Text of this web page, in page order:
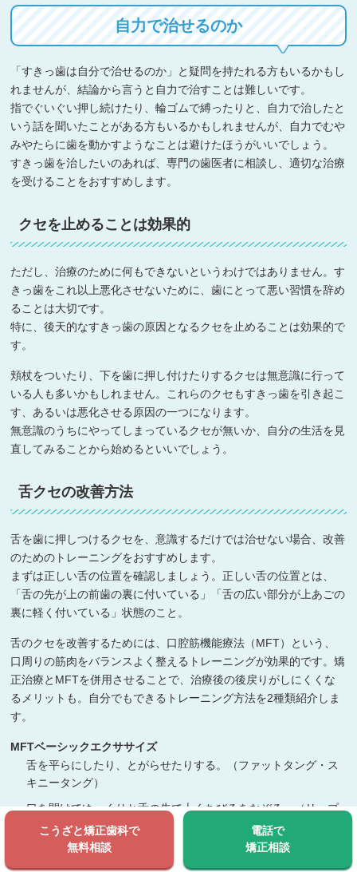
自力で治せるのか
「すきっ歯は自分で治せるのか」と疑問を持たれる方もいるかもし
れませんが、結論から言うと自力で治すことは難しいです。
指でぐいぐい押し続けたり、輪ゴムで縛ったりと、自力で治したと
いう話を聞いたことがある方もいるかもしれませんが、自力でむや
みやたらに歯を動かすようなことは避けたほうがいいでしょう。
すきっ歯を治したいのあれば、専門の歯医者に相談し、適切な治療
を受けることをおすすめします。
クセを止めることは効果的
ただし、治療のために何もできないというわけではありません。す
きっ歯をこれ以上悪化させないために、歯にとって悪い習慣を辞め
ることは大切です。
特に、後天的なすきっ歯の原因となるクセを止めることは効果的で
す。
頬杖をついたり、下を歯に押し付けたりするクセは無意識に行って
いる人も多いかもしれません。これらのクセもすきっ歯を引き起こ
す、あるいは悪化させる原因の一つになります。
無意識のうちにやってしまっているクセが無いか、自分の生活を見
直してみることから始めるといいでしょう。
舌クセの改善方法
舌を歯に押しつけるクセを、意識するだけでは治せない場合、改善
のためのトレーニングをおすすめします。
まずは正しい舌の位置を確認しましょう。正しい舌の位置とは、
「舌の先が上の前歯の裏に付いている」「舌の広い部分が上あごの
裏に軽く付いている」状態のこと。
舌のクセを改善するためには、口腔筋機能療法（MFT）という、
口周りの筋肉をバランスよく整えるトレーニングが効果的です。矯
正治療とMFTを併用させることで、治療後の後戻りがしにくくな
るメリットも。自分でもできるトレーニング方法を2種類紹介しま
す。
MFTベーシックエクササイズ
舌を平らにしたり、とがらせたりする。（ファットタング・ス
キニータング）
口を開けてゆっくりと舌の先で上くちびるをなぞる。（リップ
トレーサー）
上を向いて口を開け、ガラガラとうがいをして止める。（ガー
グルストップ）
こうざと矯正歯科で
無料相談
電話で
矯正相談